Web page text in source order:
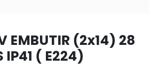
EMBUTIR (2x14) 28
IP41 ( E224)